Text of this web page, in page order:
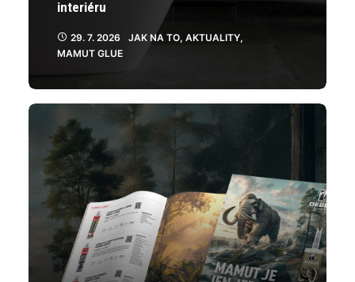
interiéru
29. 7. 2026 JAK NA TO, AKTUALITY,
MAMUT GLUE